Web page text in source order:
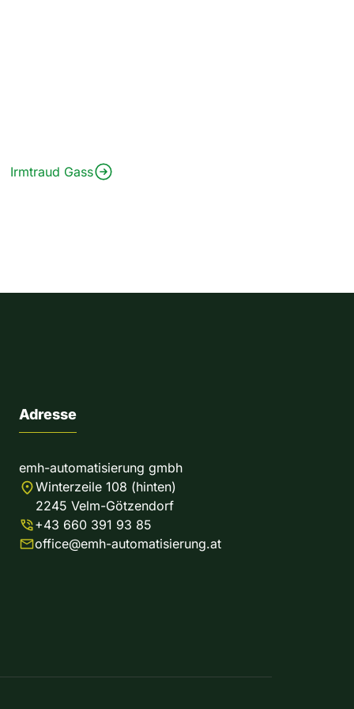
Irmtraud Gass
Adresse
emh-automatisierung gmbh
Winterzeile 108 (hinten)
2245 Velm-Götzendorf
+43 660 391 93 85
office@emh-automatisierung.at